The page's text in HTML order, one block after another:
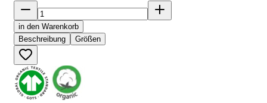
in den Warenkorb
Beschreibung
Größen